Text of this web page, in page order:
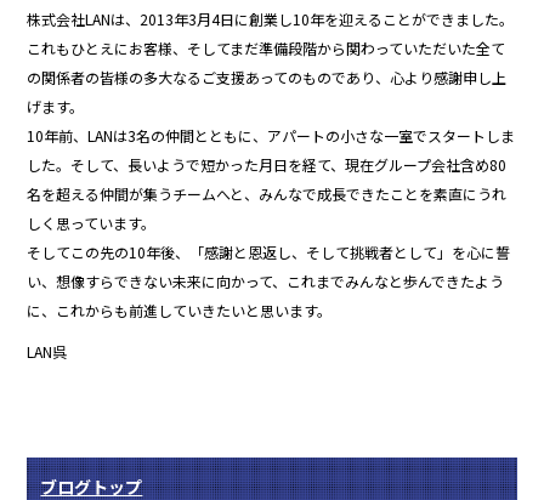
株式会社LANは、2013年3月4日に創業し10年を迎えることができました。
これもひとえにお客様、そしてまだ準備段階から関わっていただいた全て
の関係者の皆様の多大なるご支援あってのものであり、心より感謝申し上
げます。
10年前、LANは3名の仲間とともに、アパートの小さな一室でスタートしま
した。そして、長いようで短かった月日を経て、現在グループ会社含め80
名を超える仲間が集うチームへと、みんなで成長できたことを素直にうれ
しく思っています。
そしてこの先の10年後、「感謝と恩返し、そして挑戦者として」を心に誓
い、想像すらできない未来に向かって、これまでみんなと歩んできたよう
に、これからも前進していきたいと思います。
LAN呉
ブログトップ